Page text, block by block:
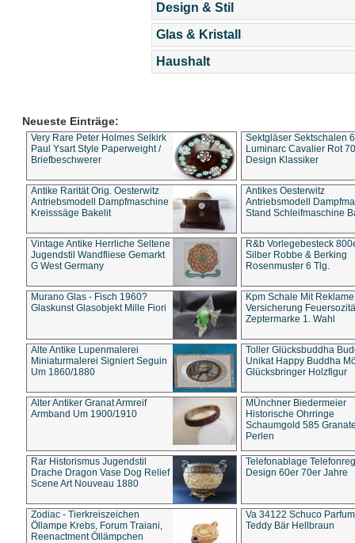
Design & Stil
Glas & Kristall
Haushalt
Neueste Einträge:
Very Rare Peter Holmes Selkirk
Paul Ysart Style Paperweight /
Briefbeschwerer
Sektgläser Sektschalen
Luminarc Cavalier Rot
Design Klassiker
Antike Rarität Orig. Oesterwitz
Antriebsmodell Dampfmaschine
Kreisssäge Bakelit
Antikes Oesterwitz
Antriebsmodell
Stand Schleifmaschine
Vintage Antike Herrliche Seltene
Jugendstil Wandfliese Gemarkt
G West Germany
R&b Vorlegebesteck
Silber Robbe & Berking
Rosenmuster 6 Tlg.
Murano Glas - Fisch 1960?
Glaskunst Glasobjekt Mille Fiori
Kpm Schale Mit Reklame
Versicherung
Zeptermarke 1. Wahl
Alte Antike Lupenmalerei
Miniaturmalerei Signiert Seguin
Um 1860/1880
Toller Glücksbuddha
Unikat Happy Buddha
Glücksbringer Holzfigur
Alter Antiker Granat Armreif
Armband Um 1900/1910
MÜnchner Biedermeier
Historische Ohrringe
Schaumgold 585
Perlen
Rar Historismus Jugendstil
Drache Dragon Vase Dog Relief
Scene Art Nouveau 1880
Telefonablage
Design 60er 70er Jahre
Zodiac - Tierkreiszeichen
Öllampe Krebs, Forum Traiani,
Reenactment Öllämpchen
Va 34122 Schuco
Teddy Bär Hellbraun